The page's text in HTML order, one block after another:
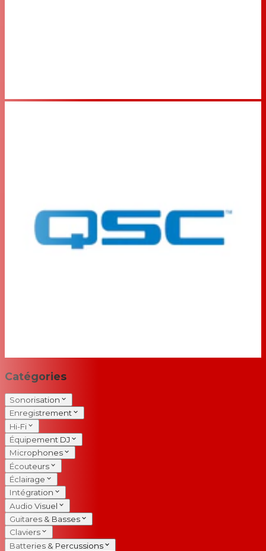
Catégories
Sonorisation
Enregistrement
Hi-Fi
Équipement DJ
Microphones
Écouteurs
Éclairage
Intégration
Audio Visuel
Guitares & Basses
Claviers
Batteries & Percussions